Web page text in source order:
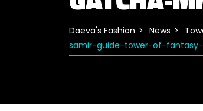
Daeva's Fashion News
samir-guide-tower-of-